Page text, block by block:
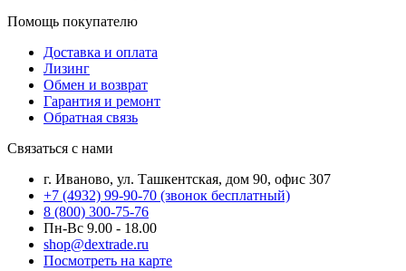
Помощь покупателю
Доставка и оплата
Лизинг
Обмен и возврат
Гарантия и ремонт
Обратная связь
Связаться с нами
г. Иваново, ул. Ташкентская, дом 90, офис 307
+7 (4932) 99-90-70 (звонок бесплатный)
8 (800) 300-75-76
Пн-Вс 9.00 - 18.00
shop@dextrade.ru
Посмотреть на карте